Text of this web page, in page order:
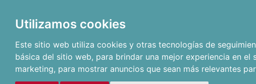
Utilizamos cookies
Este sitio web utiliza cookies y otras tecnologías de
básica del sitio web, para brindar una mejor experiencia en el
marketing, para mostrar anuncios que sean más relevantes